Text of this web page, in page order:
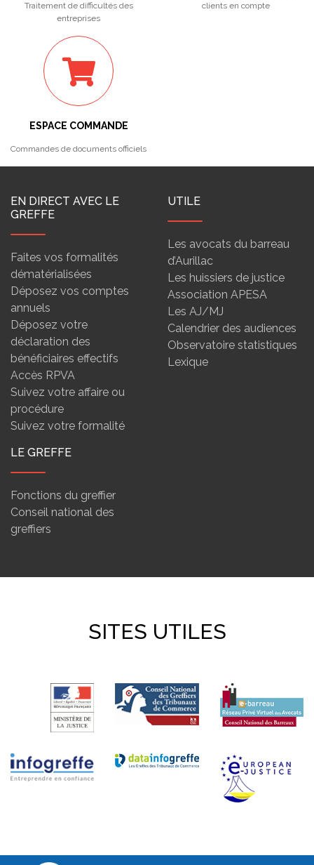
Traitement de difficultés des
entreprises
clients en compte
ESPACE COMMANDE
Commandes de documents officiels
EN DIRECT AVEC LE
GREFFE
Faites vos formalités
dématérialisées
Déposez vos comptes
annuels
Déposez votre
déclaration des
bénéficiaires effectifs
Accès RPVA
Suivez votre affaire ou
procédure
Suivez votre formalité
UTILE
Les avocats du barreau
d’Aurillac
Les huissiers de justice
Association APESA
Les AJ/MJ
Calendrier des audiences
Observatoire statistiques
Lexique
LE GREFFE
Fonctions du greffier
Conseil national des
greffiers
SITES UTILES